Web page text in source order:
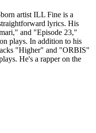
artist ILL Fine is a
lyrics. His
and "Episode 23,"
plays. In addition to his
"Higher" and "ORBIS"
He's a rapper on the